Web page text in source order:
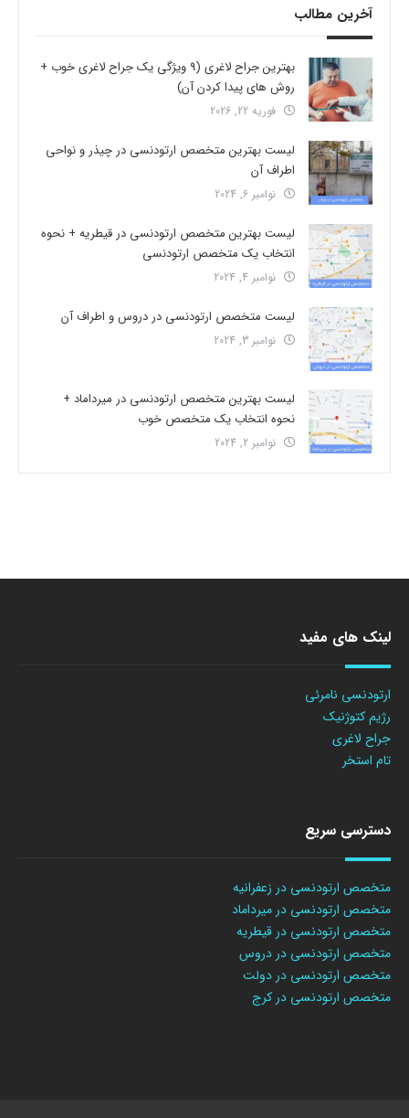
آخرین مطالب
بهترین جراح لاغری (9 ویژگی یک جراح لاغری خوب +
روش های پیدا کردن آن)
فوریه 22, 2026
لیست بهترین متخصص ارتودنسی در چیذر و نواحی
اطراف آن
نوامبر 6, 2024
لیست بهترین متخصص ارتودنسی در قیطریه + نحوه
انتخاب یک متخصص ارتودنسی
نوامبر 4, 2024
لیست متخصص ارتودنسی در دروس و اطراف آن
نوامبر 3, 2024
لیست بهترین متخصص ارتودنسی در میرداماد +
نحوه انتخاب یک متخصص خوب
نوامبر 2, 2024
لینک های مفید
ارتودنسی نامرئی
رژیم کتوژنیک
جراح لاغری
تام استخر
دسترسی سریع
متخصص ارتودنسی در زعفرانیه
متخصص ارتودنسی در میرداماد
متخصص ارتودنسی در قیطریه
متخصص ارتودنسی در دروس
متخصص ارتودنسی در دولت
متخصص ارتودنسی در کرج